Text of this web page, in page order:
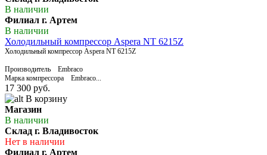
В наличии
Филиал г. Артем
В наличии
Холодильный компрессор Aspera NT 6215Z
Холодильный компрессор Aspera NT 6215Z
Производитель Embraco
Марка компрессора Embraco...
17 300 руб.
В корзину
Магазин
В наличии
Склад г. Владивосток
Нет в наличии
Филиал г. Артем